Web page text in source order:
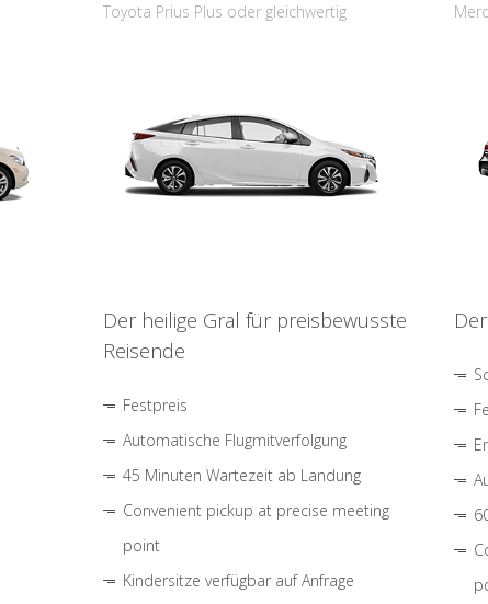
Toyota Prius Plus oder gleichwertig
Der heilige Gral für preisbewusste
Reisende
Festpreis
Automatische Flugmitverfolgung
45 Minuten Wartezeit ab Landung
Convenient pickup at precise meeting
point
Kindersitze verfügbar auf Anfrage